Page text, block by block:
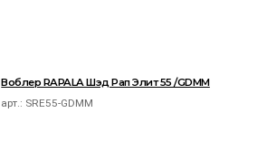
Воблер RAPALA Шэд Рап Элит 55 /GDMM
арт.: SRE55-GDMM